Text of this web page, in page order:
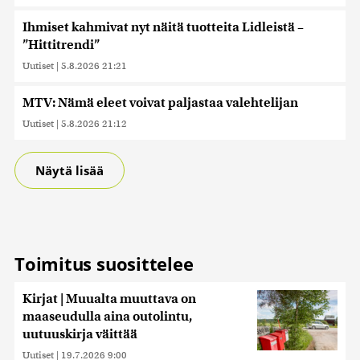
Ihmiset kahmivat nyt näitä tuotteita Lidleistä –
”Hittitrendi”
Uutiset | 5.8.2026 21:21
MTV: Nämä eleet voivat paljastaa valehtelijan
Uutiset | 5.8.2026 21:12
Näytä lisää
Toimitus suosittelee
Kirjat | Muualta muuttava on
maaseudulla aina outolintu,
uutuuskirja väittää
Uutiset | 19.7.2026 9:00